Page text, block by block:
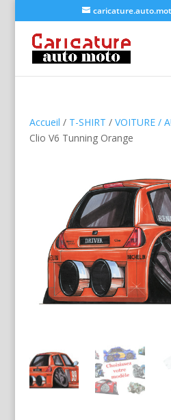
Accueil / T-SHIRT / VOITURE /
Clio V6 Tunning Orange